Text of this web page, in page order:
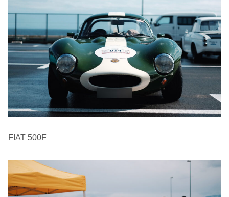
FIAT 500F